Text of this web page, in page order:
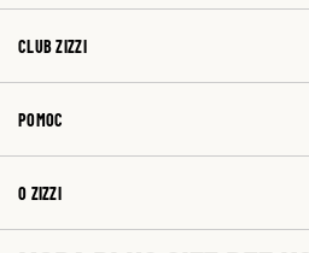
CLUB ZIZZI
POMOC
O ZIZZI